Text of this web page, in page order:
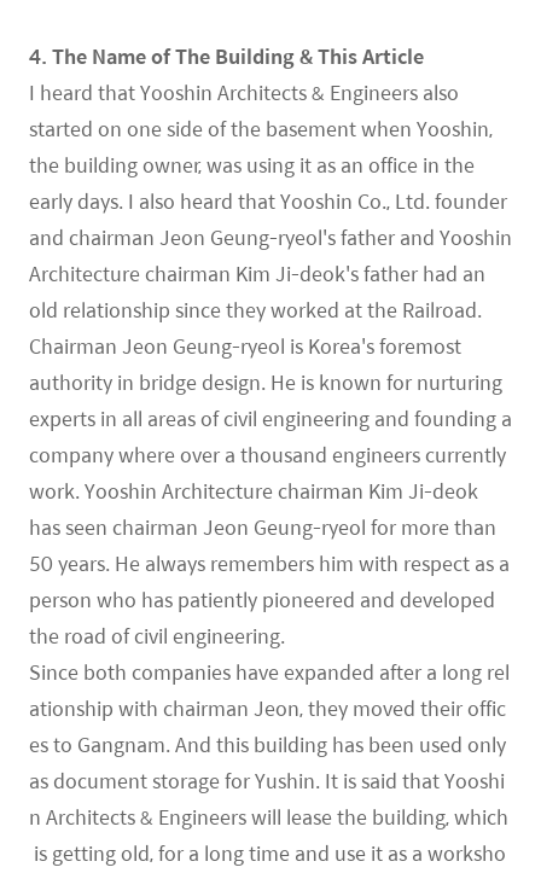
4. The Name of The Building & This Article
I heard that Yooshin Architects & Engineers also
started on one side of the basement when Yooshin,
the building owner, was using it as an office in the
early days. I also heard that Yooshin Co., Ltd. founder
and chairman Jeon Geung-ryeol's father and Yooshin
Architecture chairman Kim Ji-deok's father had an
old relationship since they worked at the Railroad.
Chairman Jeon Geung-ryeol is Korea's foremost
authority in bridge design. He is known for nurturing
experts in all areas of civil engineering and founding a
company where over a thousand engineers currently
work. Yooshin Architecture chairman Kim Ji-deok
has seen chairman Jeon Geung-ryeol for more than
50 years. He always remembers him with respect as a
person who has patiently pioneered and developed
the road of civil engineering.
Since both companies have expanded after a long rel
ationship with chairman Jeon, they moved their offic
es to Gangnam. And this building has been used only
as document storage for Yushin. It is said that Yooshi
n Architects & Engineers will lease the building, which
is getting old, for a long time and use it as a worksho